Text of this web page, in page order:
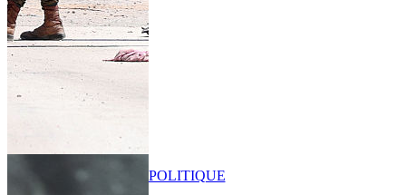
POLITIQUE